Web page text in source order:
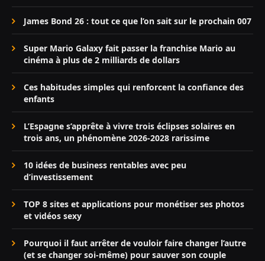
James Bond 26 : tout ce que l’on sait sur le prochain 007
Super Mario Galaxy fait passer la franchise Mario au
cinéma à plus de 2 milliards de dollars
Ces habitudes simples qui renforcent la confiance des
enfants
L’Espagne s’apprête à vivre trois éclipses solaires en
trois ans, un phénomène 2026-2028 rarissime
10 idées de business rentables avec peu
d’investissement
TOP 8 sites et applications pour monétiser ses photos
et vidéos sexy
Pourquoi il faut arrêter de vouloir faire changer l’autre
(et se changer soi-même) pour sauver son couple